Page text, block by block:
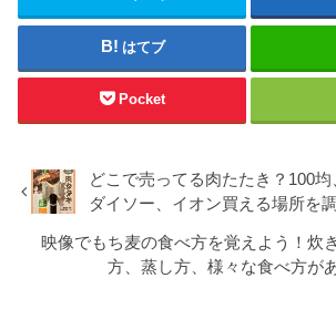
はてブ
Pocket
どこで売ってる肉たたき？100均
ダイソー、イオン買える場所を
映像でもち麦の食べ方を覚えよう！炊
方、蒸し方、様々な食べ方が